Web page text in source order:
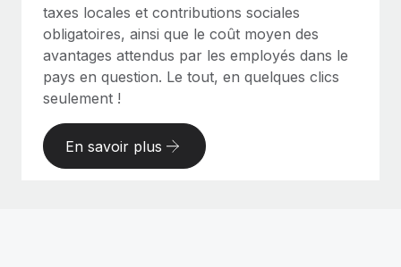
taxes locales et contributions sociales
obligatoires, ainsi que le coût moyen des
avantages attendus par les employés dans le
pays en question. Le tout, en quelques clics
seulement !
En savoir plus